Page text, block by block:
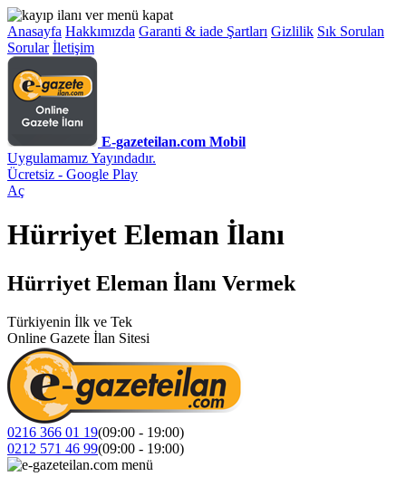
Anasayfa Hakkımızda Garanti & iade Şartları Gizlilik Sık Sorulan
Sorular İletişim
E-gazeteilan.com Mobil
Uygulamamız Yayındadır.
Ücretsiz - Google Play
Aç
Hürriyet Eleman İlanı
Hürriyet Eleman İlanı Vermek
Türkiyenin İlk ve Tek
Online Gazete İlan Sitesi
0216 366 01 19(09:00 - 19:00)
0212 571 46 99(09:00 - 19:00)